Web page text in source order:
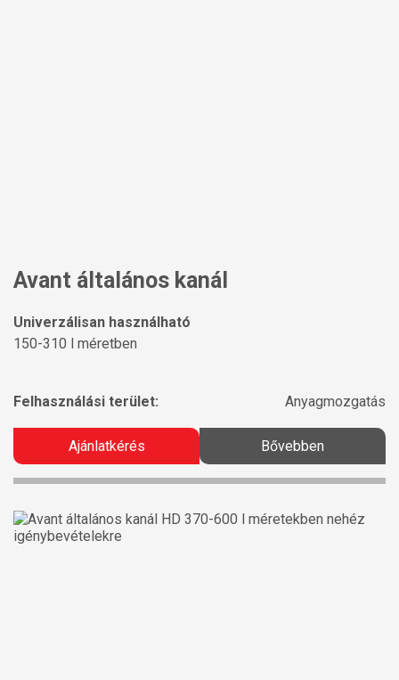
Avant általános kanál
Univerzálisan használható
150-310 l méretben
Felhasználási terület: Anyagmozgatás
Ajánlatkérés Bővebben